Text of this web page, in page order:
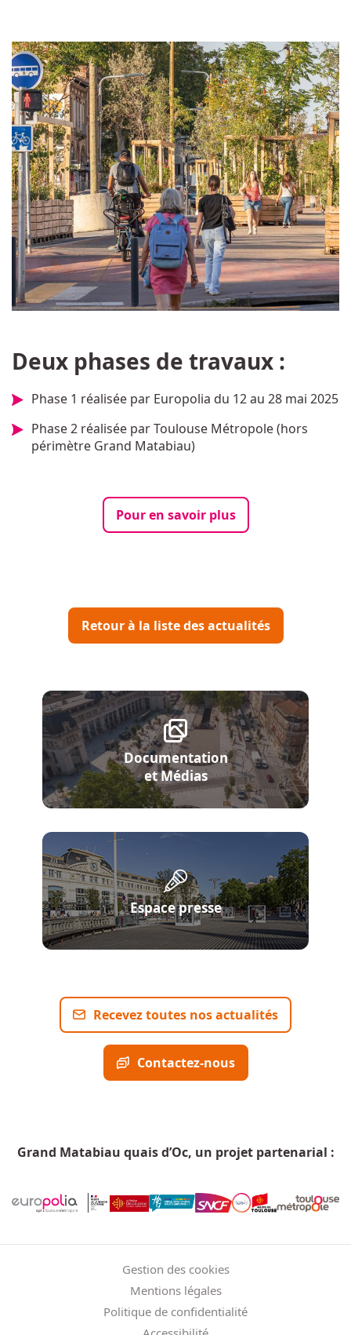
Deux phases de travaux :
Phase 1 réalisée par Europolia du 12 au 28 mai 2025
Phase 2 réalisée par Toulouse Métropole (hors
périmètre Grand Matabiau)
Pour en savoir plus
Retour à la liste des actualités
Documentation
et Médias
Espace presse
Recevez toutes nos actualités
Contactez-nous
Grand Matabiau quais d’Oc, un projet partenarial :
Gestion des cookies
Mentions légales
Politique de confidentialité